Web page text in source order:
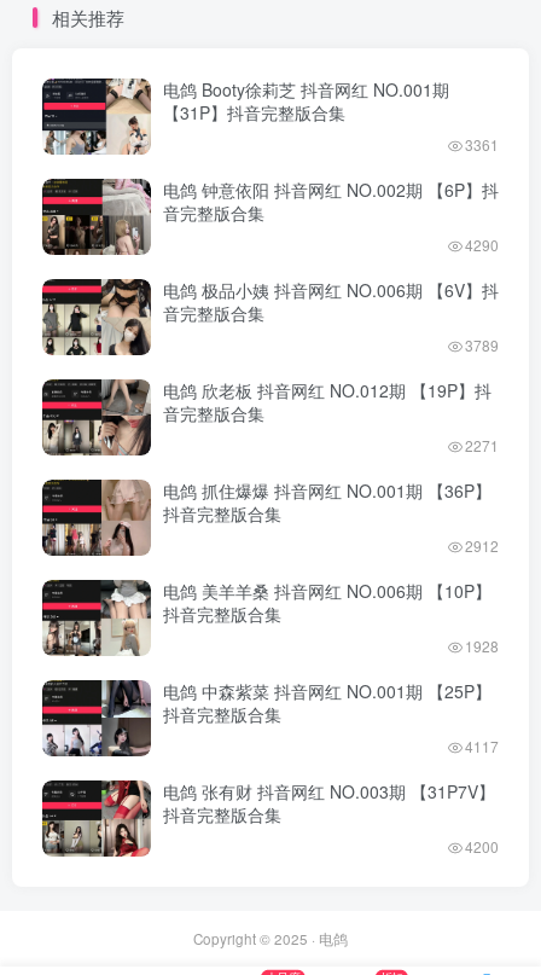
相关推荐
电鸽 Booty徐莉芝 抖音网红 NO.001期
【31P】抖音完整版合集
3361
电鸽 钟意依阳 抖音网红 NO.002期 【6P】抖
音完整版合集
4290
电鸽 极品小姨 抖音网红 NO.006期 【6V】抖
音完整版合集
3789
电鸽 欣老板 抖音网红 NO.012期 【19P】抖
音完整版合集
2271
电鸽 抓住爆爆 抖音网红 NO.001期 【36P】
抖音完整版合集
2912
电鸽 美羊羊桑 抖音网红 NO.006期 【10P】
抖音完整版合集
1928
电鸽 中森紫菜 抖音网红 NO.001期 【25P】
抖音完整版合集
4117
电鸽 张有财 抖音网红 NO.003期 【31P7V】
抖音完整版合集
4200
Copyright © 2025 · 电鸽